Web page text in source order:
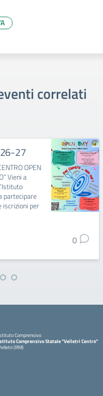
correlati
27
OPEN
Vieni a
partecipare
iscrizioni per
0
Comprensivo
Comprensivo Statale "Velletri Centro"
(RM)